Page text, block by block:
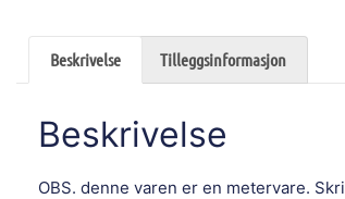
Beskrivelse Tilleggsinformasjon
Beskrivelse
OBS. denne varen er en metervare.